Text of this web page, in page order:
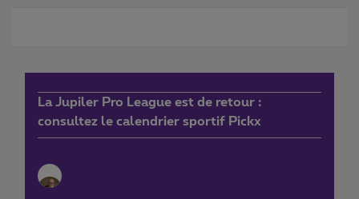
La Jupiler Pro League est de retour :
consultez le calendrier sportif Pickx